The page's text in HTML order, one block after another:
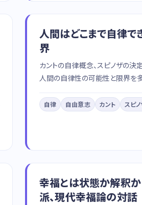
人間はどこまで自律
界
カントの自律概念、スピノザの
人間の自律性の可能性と限界を
自律 自由意志 カント スピ
幸福とは状態か解釈
派、現代幸福論の対話